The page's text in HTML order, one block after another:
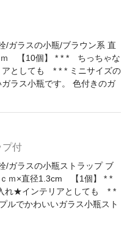
/ガラスの小瓶/ブラウン系 直
ｍ 【10個】 * * * ちっちゃな
としても * * * ミニサイズの
ラス小瓶です。 色付きのガ
付
/ガラスの小瓶ストラップ ブ
ｍ×直径1.3cm 【1個】 * *
れ★インテリアとしても * *
ルでかわいいガラス小瓶スト